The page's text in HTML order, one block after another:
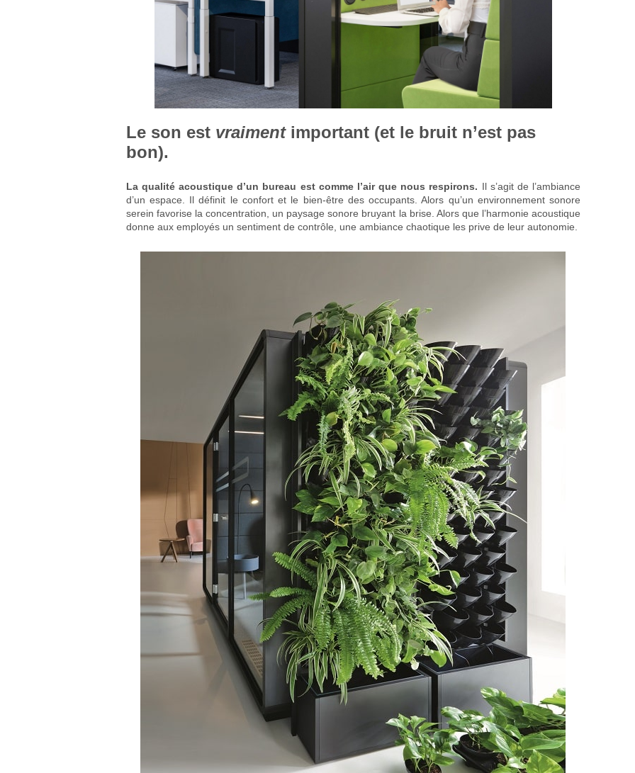
Le son est vraimentimportant (et le bruit n’est pas
bon).
La qualité acoustique d’un bureau est comme l’air que nous respirons. Il s’agit de l’ambiance
d’un espace. Il définit le confort et le bien-être des occupants. Alors qu’un environnement sonore
serein favorise la concentration, un paysage sonore bruyant la brise. Alors que l’harmonie acoustique
donne aux employés un sentiment de contrôle, une ambiance chaotique les prive de leur autonomie.